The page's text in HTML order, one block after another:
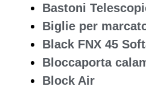
Bastoni
Biglie per
Black FNX 45
Bloccaporta
Block Air